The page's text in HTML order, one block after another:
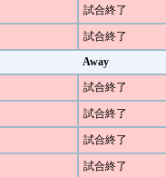
試合終了
試合終了
Away
試合終了
試合終了
試合終了
試合終了